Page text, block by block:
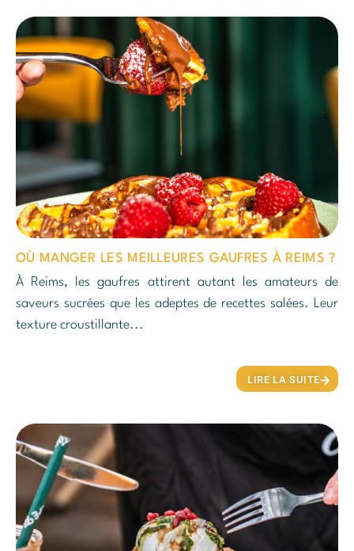
OÙ MANGER LES MEILLEURES GAUFRES À REIMS ?
À Reims, les gaufres attirent autant les amateurs de
saveurs sucrées que les adeptes de recettes salées. Leur
texture croustillante...
LIRE LA SUITE